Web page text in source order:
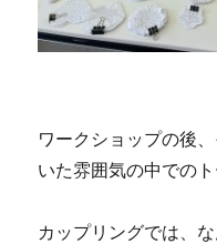
ワークショップの後
いた雰囲気の中での
カップリングでは、な